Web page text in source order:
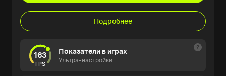
Подробнее
163
FPS
Показатели в играх
Ультра-настройки